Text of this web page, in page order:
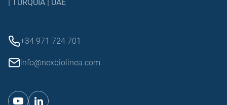
| TURQUIA | UAE
+34 971 724 701
info@nexbiolinea.com